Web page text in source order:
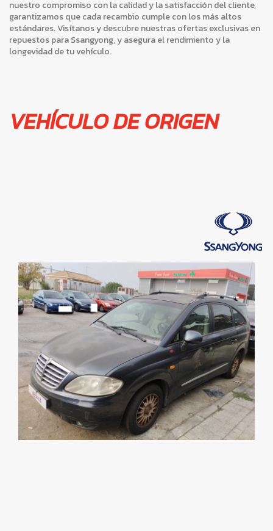
nuestro compromiso con la calidad y la satisfacción del cliente,
garantizamos que cada recambio cumple con los más altos
estándares. Visítanos y descubre nuestras ofertas exclusivas en
repuestos para Ssangyong, y asegura el rendimiento y la
longevidad de tu vehículo.
VEHÍCULO DE ORIGEN